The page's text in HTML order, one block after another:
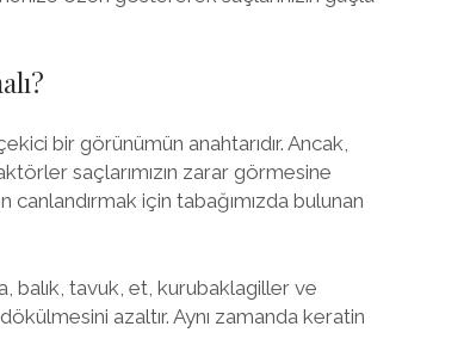
bir görünümün anahtarıdır. Ancak,
saçlarımızın zarar görmesine
canlandırmak için tabağımızda bulunan
balık, tavuk, et, kurubaklagiller ve
azaltır. Aynı zamanda keratin